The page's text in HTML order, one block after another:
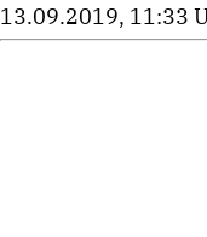
13.09.2019, 11:33